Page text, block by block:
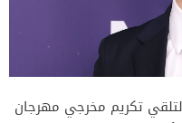
لتلقي تكريم مخرجي مهرجان